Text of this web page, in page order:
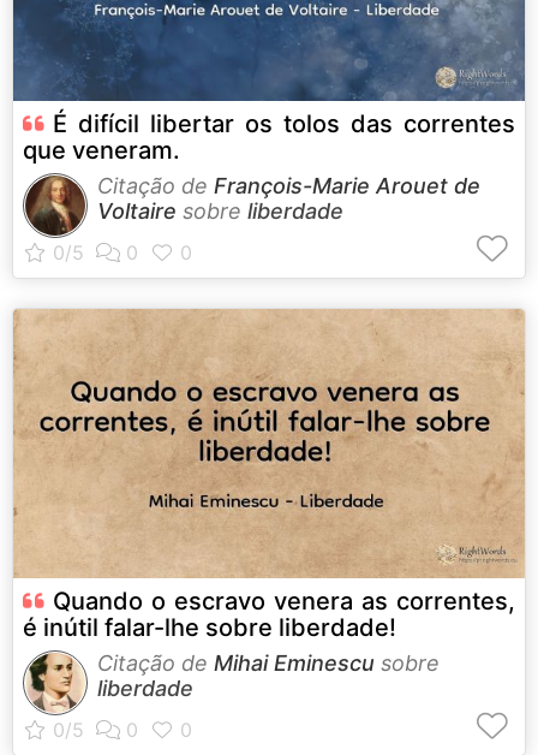
É difícil libertar os tolos das correntes
que veneram.
Citação de François-Marie Arouet de
Voltaire sobre liberdade
Quando o escravo venera as correntes,
é inútil falar-lhe sobre liberdade!
Citação de Mihai Eminescu sobre
liberdade